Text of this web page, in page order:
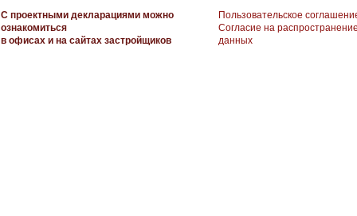
С проектными декларациями можно
ознакомиться
в офисах и на сайтах застройщиков
Пользовательское
Согласие на
данных